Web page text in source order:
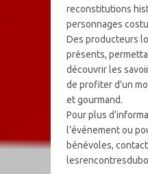
reconstitutions
personnages
Des producteurs
présents,
découvrir les
de profiter d’un
et gourmand.
Pour plus
l’événement ou
bénévoles,